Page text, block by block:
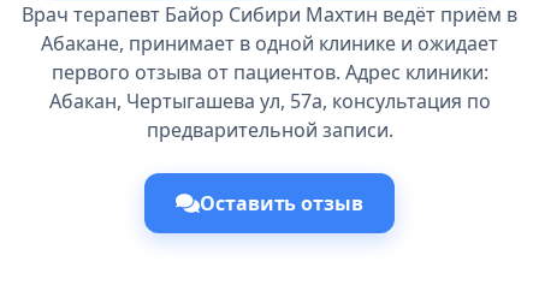
Врач терапевт Байор Сибири Махтин ведёт приём в
Абакане, принимает в одной клинике и ожидает
первого отзыва от пациентов. Адрес клиники:
Абакан, Чертыгашева ул, 57а, консультация по
предварительной записи.
Оставить отзыв